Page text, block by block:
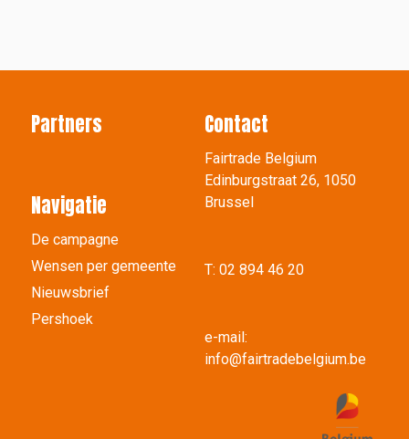
Partners
Navigatie
De campagne
Wensen per gemeente
Nieuwsbrief
Pershoek
Contact
Fairtrade Belgium
Edinburgstraat 26, 1050
Brussel
T: 02 894 46 20
e-mail:
info@fairtradebelgium.be